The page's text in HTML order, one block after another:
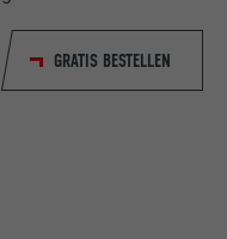
GRATIS BESTELLEN